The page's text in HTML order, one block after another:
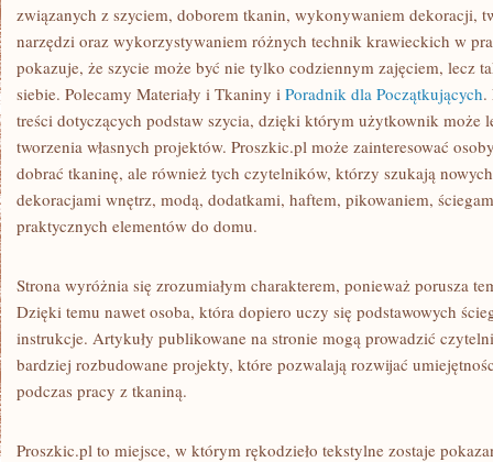
związanych z szyciem, doborem tkanin, wykonywaniem dekoracji,
narzędzi oraz wykorzystywaniem różnych technik krawieckich w
pokazuje, że szycie może być nie tylko codziennym zajęciem, lecz
siebie. Polecamy Materiały i Tkaniny i Poradnik dla Początkujących.
treści dotyczących podstaw szycia, dzięki którym użytkownik może
tworzenia własnych projektów. Proszkic.pl może zainteresować
dobrać tkaninę, ale również tych czytelników, którzy szukają
dekoracjami wnętrz, modą, dodatkami, haftem, pikowaniem,
praktycznych elementów do domu.
Strona wyróżnia się zrozumiałym charakterem, ponieważ porusza
Dzięki temu nawet osoba, która dopiero uczy się podstawowych
instrukcje. Artykuły publikowane na stronie mogą prowadzić
bardziej rozbudowane projekty, które pozwalają rozwijać
podczas pracy z tkaniną.
Proszkic.pl to miejsce, w którym rękodzieło tekstylne zostaje